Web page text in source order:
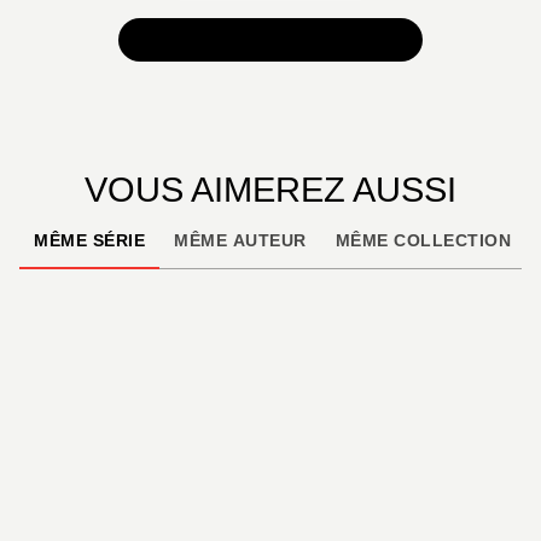
VOUS AIMEREZ AUSSI
MÊME SÉRIE MÊME AUTEUR MÊME COLLECTION